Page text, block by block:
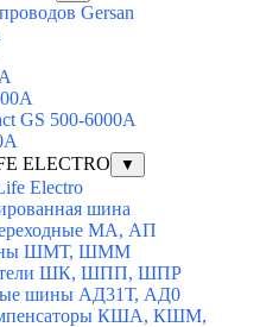
Gersan
GS 500-6000A
ELECTRO
▼
Electro
шина
МА, АП
ШМТ, ШММ
ШК, ШПП, ШПР
шины АД31Т, АД0
КША, КШМ,